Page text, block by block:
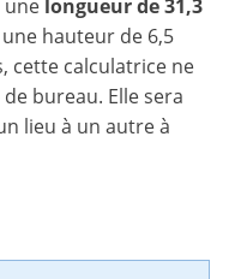
une longueur de 31,3
hauteur de 6,5
cette calculatrice ne
bureau. Elle sera
lieu à un autre à